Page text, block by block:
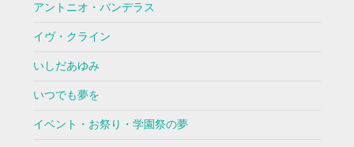
アントニオ・バンデラス
イヴ・クライン
いしだあゆみ
いつでも夢を
イベント・お祭り・学園祭の夢